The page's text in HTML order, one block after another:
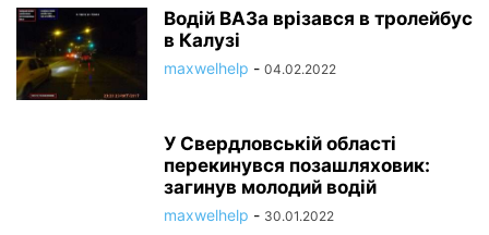
Водій ВАЗа врізався в тролейбус
в Калузі
maxwelhelp - 04.02.2022
У Свердловській області
перекинувся позашляховик:
загинув молодий водій
maxwelhelp - 30.01.2022